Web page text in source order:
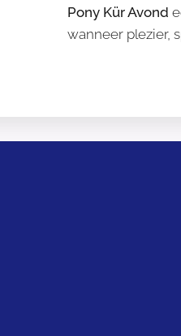
Pony Kür Avond
wanneer plezier,